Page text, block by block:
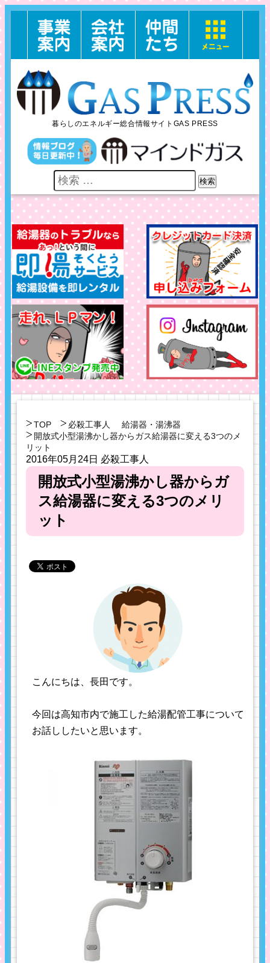
暮らしのエネルギー総合情報サイトGAS PRESS
検索
TOP 必殺工事人
給湯器・湯沸器
開放式小型湯沸かし器からガス給湯器に変える3つのメ
リット
2016年05月24日 必殺工事人
開放式小型湯沸かし器からガ
ス給湯器に変える3つのメリ
ット
こんにちは、長田です。
今回は高知市内で施工した給湯配管工事について
お話ししたいと思います。